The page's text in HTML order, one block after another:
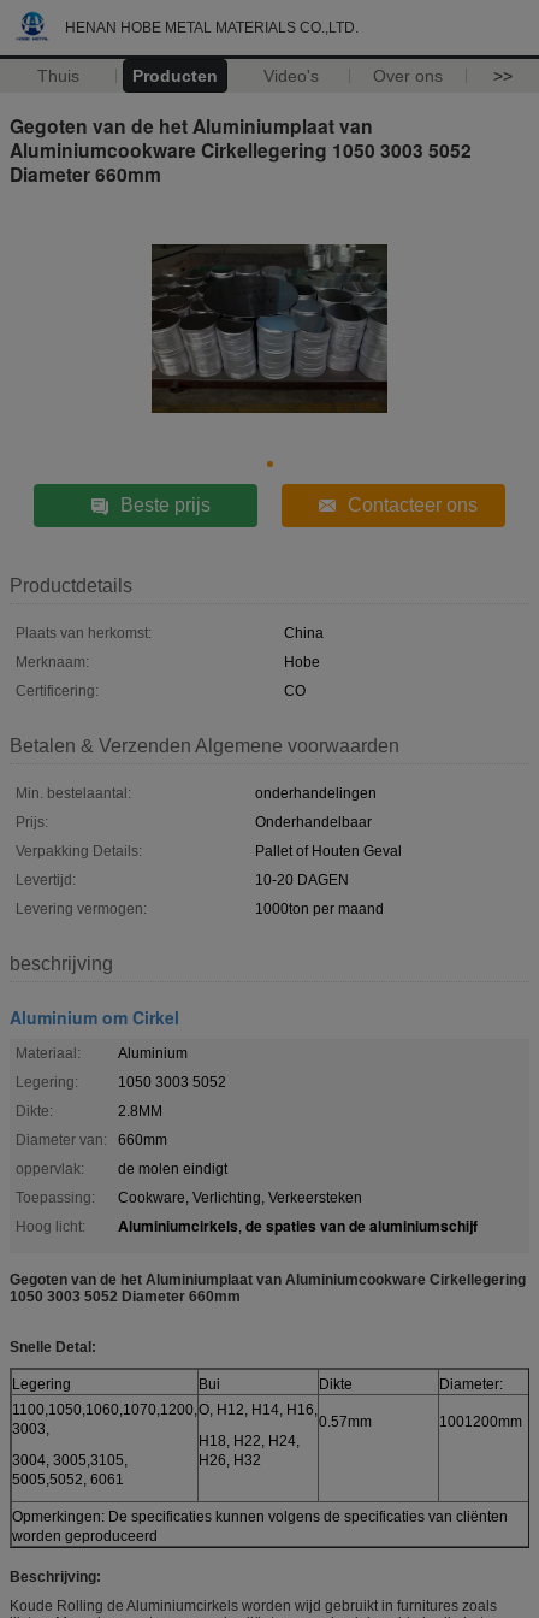
HENAN HOBE METAL MATERIALS CO.,LTD.
Thuis Producten Video's Over ons >>
Gegoten van de het Aluminiumplaat van
Aluminiumcookware Cirkellegering 1050 3003 5052
Diameter 660mm
Beste prijs Contacteer ons
Productdetails
Plaats van herkomst:
China
Merknaam:
Hobe
Certificering:
CO
Betalen & Verzenden Algemene voorwaarden
Min. bestelaantal:
onderhandelingen
Prijs:
Onderhandelbaar
Verpakking Details:
Pallet of Houten Geval
Levertijd:
10-20 DAGEN
Levering vermogen:
1000ton per maand
beschrijving
Aluminium om Cirkel
Materiaal:
Aluminium
Legering:
1050 3003 5052
Dikte:
2.8MM
Diameter van:
660mm
oppervlak:
de molen eindigt
Toepassing:
Cookware, Verlichting, Verkeersteken
Hoog licht:
Aluminiumcirkels, de spaties van de aluminiumschijf
Gegoten van de het Aluminiumplaat van Aluminiumcookware Cirkellegering
1050 3003 5052 Diameter 660mm
Snelle Detal:
Legering Bui Dikte
Diameter:
1100,1050,1060,1070,1200,
3003,
3004, 3005,3105,
5005,5052, 6061
O, H12, H14, H16,
H18, H22, H24,
H26, H32
0.57mm 1001200mm
Opmerkingen: De specificaties kunnen volgens de specificaties van cliënten
worden geproduceerd
Beschrijving:
Koude Rolling de Aluminiumcirkels worden wijd gebruikt in furnitures zoals